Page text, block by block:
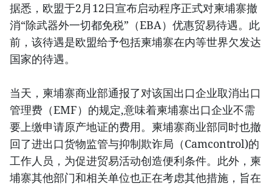
据悉，欧盟于2月12日宣布启动程序正式对柬埔寨撤
消“除武器外一切都免税”（EBA）优惠贸易待遇。此
前，该待遇是欧盟给予包括柬埔寨在内等世界欠发达
国家的待遇。
当天，柬埔寨商业部通报了对该国出口企业取消出口
管理费（EMF）的规定,意味着柬埔寨出口企业不需
要上缴申请原产地证的费用。柬埔寨商业部同时也撤
回了进出口货物监管与抑制欺诈局（Camcontrol)的
工作人员，为促进贸易活动创造便利条件。此外，柬
埔寨其他部门和相关单位也正在考虑其他措施，旨在